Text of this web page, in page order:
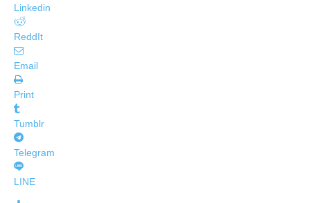
Linkedin
ReddIt
Email
Print
Tumblr
Telegram
LINE